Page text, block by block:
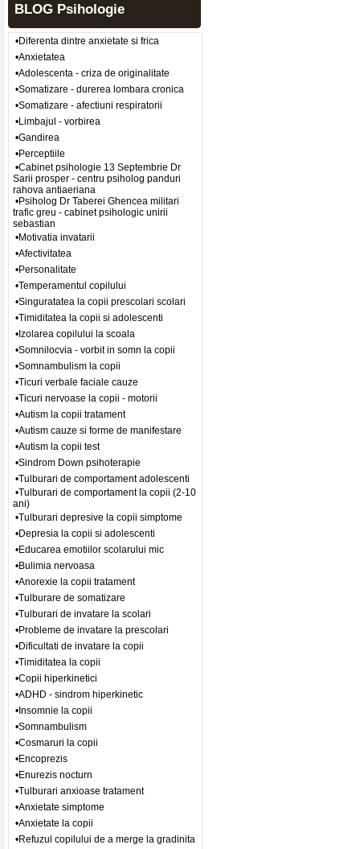
BLOG Psihologie
•Diferenta dintre anxietate si frica
•Anxietatea
•Adolescenta - criza de originalitate
•Somatizare - durerea lombara cronica
•Somatizare - afectiuni respiratorii
•Limbajul - vorbirea
•Gandirea
•Perceptiile
•Cabinet psihologie 13 Septembrie Dr
Sarii prosper - centru psiholog panduri
rahova antiaeriana
•Psiholog Dr Taberei Ghencea militari
trafic greu - cabinet psihologic unirii
sebastian
•Motivatia invatarii
•Afectivitatea
•Personalitate
•Temperamentul copilului
•Singuratatea la copii prescolari scolari
•Timiditatea la copii si adolescenti
•Izolarea copilului la scoala
•Somnilocvia - vorbit in somn la copii
•Somnambulism la copii
•Ticuri verbale faciale cauze
•Ticuri nervoase la copii - motorii
•Autism la copii tratament
•Autism cauze si forme de manifestare
•Autism la copii test
•Sindrom Down psihoterapie
•Tulburari de comportament adolescenti
•Tulburari de comportament la copii (2-10
ani)
•Tulburari depresive la copii simptome
•Depresia la copii si adolescenti
•Educarea emotiilor scolarului mic
•Bulimia nervoasa
•Anorexie la copii tratament
•Tulburare de somatizare
•Tulburari de invatare la scolari
•Probleme de invatare la prescolari
•Dificultati de invatare la copii
•Timiditatea la copii
•Copii hiperkinetici
•ADHD - sindrom hiperkinetic
•Insomnie la copii
•Somnambulism
•Cosmaruri la copii
•Encoprezis
•Enurezis nocturn
•Tulburari anxioase tratament
•Anxietate simptome
•Anxietate la copii
•Refuzul copilului de a merge la gradinita